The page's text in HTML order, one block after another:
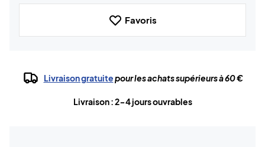
Favoris
Livraison gratuitepour les achats supérieurs à 60 €
Livraison : 2-4 jours ouvrables